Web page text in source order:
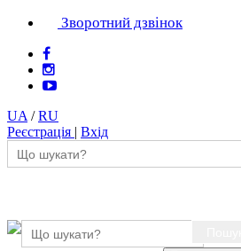
Зворотний дзвінок
UA /RU
Реєстрація | Вхід